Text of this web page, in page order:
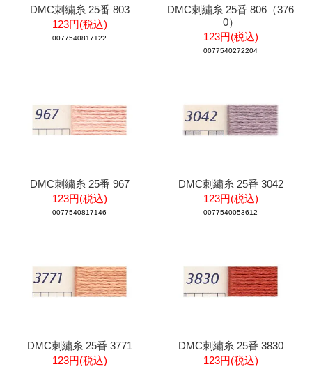
DMC刺繍糸 25番 803
123円(税込)
0077540817122
DMC刺繍糸 25番 806（376
0）
123円(税込)
0077540272204
DMC刺繍糸 25番 967
123円(税込)
0077540817146
DMC刺繍糸 25番 3042
123円(税込)
0077540053612
DMC刺繍糸 25番 3771
123円(税込)
DMC刺繍糸 25番 3830
123円(税込)